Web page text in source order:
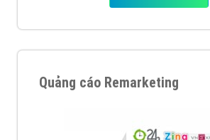
Quảng cáo Remarketing